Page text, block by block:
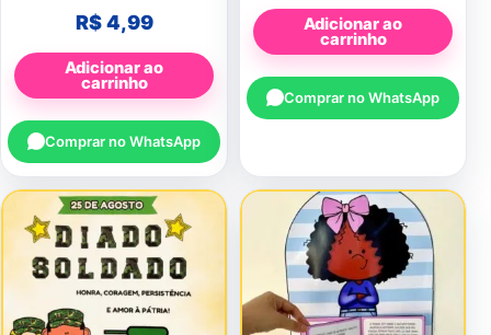
R$4,99
Adicionar ao
carrinho
Comprar no WhatsApp
Adicionar ao
carrinho
Comprar no WhatsApp